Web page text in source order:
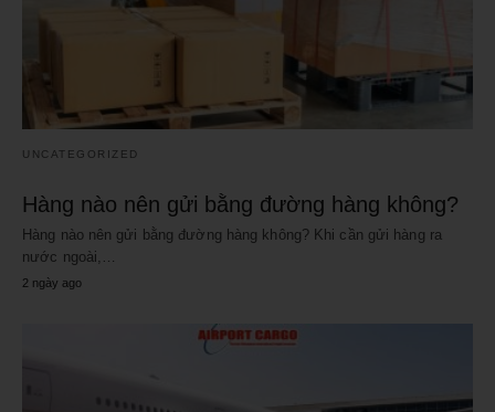
UNCATEGORIZED
Hàng nào nên gửi bằng đường hàng không?
Hàng nào nên gửi bằng đường hàng không? Khi cần gửi hàng ra
nước ngoài,…
2 ngày ago